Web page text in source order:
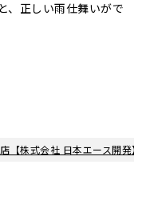
、正しい雨仕舞いがで
【株式会社 日本エース開発】